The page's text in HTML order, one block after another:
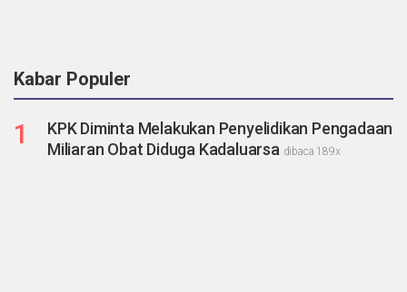
Kabar Populer
1
KPK Diminta Melakukan Penyelidikan Pengadaan
Miliaran Obat Diduga Kadaluarsa dibaca 189x